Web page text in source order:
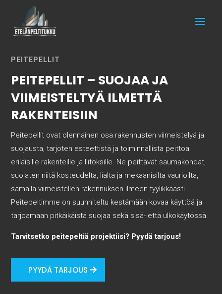
PEITEPELLIT
PEITEPELLIT – SUOJAA JA
VIIMEISTELTYÄ ILMETTÄ
RAKENTEISIIN
Peitepellit ovat olennainen osa rakennusten viimeistelyä ja
suojausta, tarjoten esteettistä ja toiminnallista peittoa
erilaisille rakenteille ja liitoksille. Ne peittävät saumakohdat,
suojaten niitä kosteudelta, lialta ja mekaanisilta vaurioilta,
samalla viimeistellen rakennuksen ilmeen tyylikkäästi.
Peitepeltimme on suunniteltu kestämään kovaa käyttöä ja
tarjoamaan pitkäikäistä suojaa sekä sisä- että ulkokäytössä.
Tarvitsetko peitepeltiä projektiisi? Pyydä tarjous!
PYYDÄ TARJOUS